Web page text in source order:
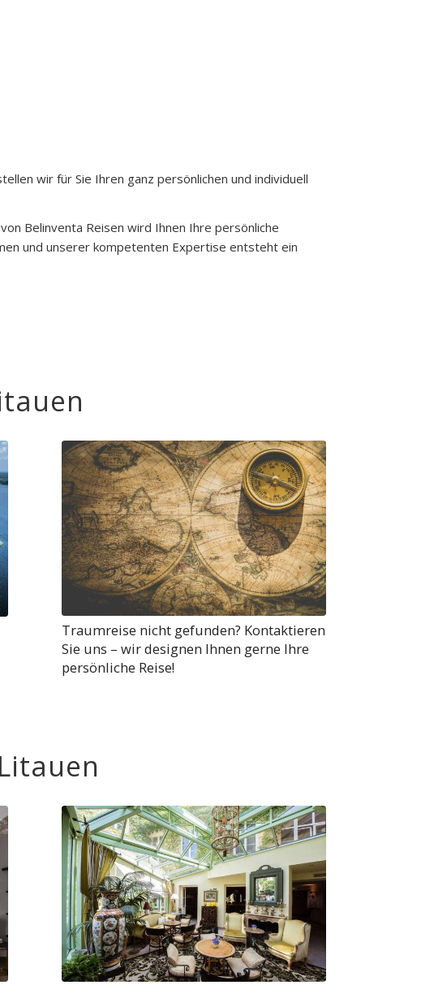
wir für Sie Ihren ganz persönlichen und individuell
Belinventa Reisen wird Ihnen Ihre persönliche
und unserer kompetenten Expertise entsteht ein
Traumreise nicht gefunden? Kontaktieren
Sie uns – wir designen Ihnen gerne Ihre
persönliche Reise!